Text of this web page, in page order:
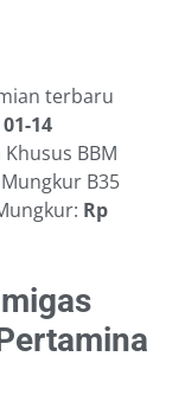
terbaru
14
BBM
B35
Rp